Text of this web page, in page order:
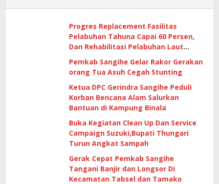
Progres Replacement Fasilitas
Pelabuhan Tahuna Capai 60 Persen,
Dan Rehabilitasi Pelabuhan Laut
Pemkab Sangihe Gelar Rakor Gerakan
orang Tua Asuh Cegah Stunting
Ketua DPC Gerindra Sangihe Peduli
Korban Bencana Alam Salurkan
Bantuan di Kampung Binala
Buka Kegiatan Clean Up Dan Service
Campaign Suzuki,Bupati Thungari
Turun Angkat Sampah
Gerak Cepat Pemkab Sangihe
Tangani Banjir dan Longsor Di
Kecamatan Tabsel dan Tamako